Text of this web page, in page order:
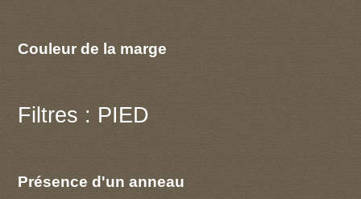
Couleur de la marge
Filtres : PIED
Présence d'un anneau